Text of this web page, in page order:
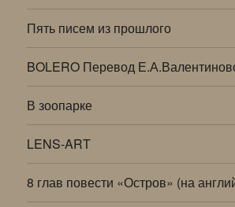
Пять писем из прошлого
BOLERO Перевод
В зоопарке
LENS-ART
8 глав повести «Остров» (на